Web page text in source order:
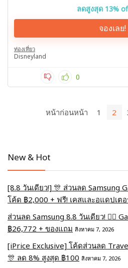
ลดสูงสุด 13%
จองเลย!
ท่องเที่ยว
Disneyland
0
หน้าก่อนหน้า 1 2
New & Hot
[8.8 วันเดียว!] 🎊 ส่วนลด Samsung
โค้ด ฿2,000 + ฟรี! เคสและอแดปเต
ส่วนลด Samsung 8.8 วันเดียว! ❤️‍🔥
฿26,772 + ของแถม สิงหาคม 7, 2026
[iPrice Exclusive] โค้ดส่วนลด
🎊 ลด 8% สูงสุด​ ฿100 สิงหาคม 7, 2026